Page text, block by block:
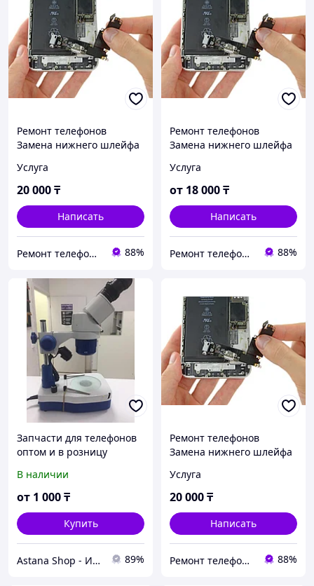
Ремонт телефонов
Замена нижнего шлейфа
шлейфа зарядки
Оригинал
Услуга
20 000₸
Написать
Ремонт телефонов, ноутбуков, в Алматы Запчасти - TelePORT 88%
Ремонт телефонов
Замена нижнего шлейфа
Замена шлейфа зарядки
Оригинал
Услуга
от 18 000₸
Написать
Ремонт телефонов, ноутбуков, в Алматы Запчасти - TelePORT 88%
Запчасти для телефонов
оптом и в розницу
В наличии
от 1 000₸
Купить
Astana Shop - Интернет Магазин 89%
Ремонт телефонов
Замена нижнего шлейфа
шлейфа зарядки
Оригинал
Услуга
20 000₸
Написать
Ремонт телефонов, ноутбуков, в Алматы Запчасти - TelePORT 88%